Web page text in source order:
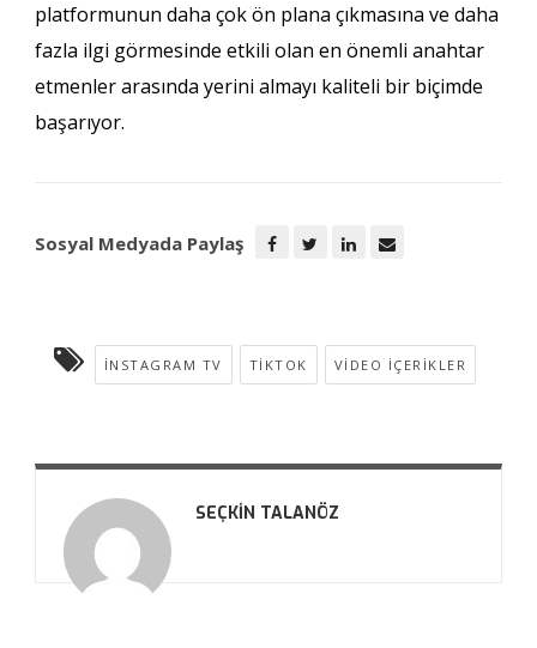
platformunun daha çok ön plana çıkmasına ve daha
fazla ilgi görmesinde etkili olan en önemli anahtar
etmenler arasında yerini almayı kaliteli bir biçimde
başarıyor.
Sosyal Medyada Paylaş
İNSTAGRAM TV TIKTOK VIDEO İÇERIKLER
SEÇKIN TALANÖZ